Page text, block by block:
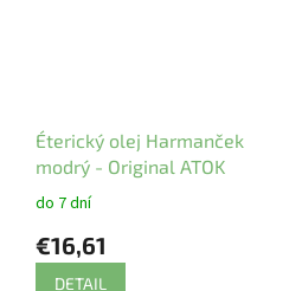
Éterický olej Harmanček
modrý - Original ATOK
do 7 dní
€16,61
DETAIL